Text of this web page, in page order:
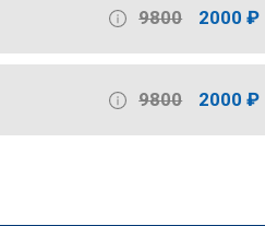
9800 2000 ₽
9800 2000 ₽